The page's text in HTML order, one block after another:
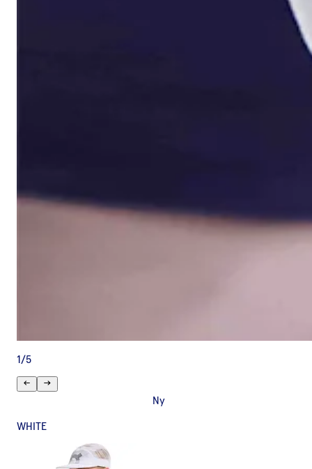
1 /5
Ny
WHITE